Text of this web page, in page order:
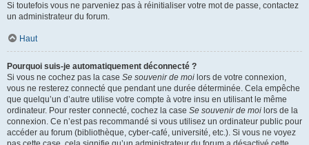
Si toutefois vous ne parveniez pas à réinitialiser votre mot de passe, contactez
un administrateur du forum.
Haut
Pourquoi suis-je automatiquement déconnecté ?
Si vous ne cochez pas la case Se souvenir de moi lors de votre connexion,
vous ne resterez connecté que pendant une durée déterminée. Cela empêche
que quelqu’un d’autre utilise votre compte à votre insu en utilisant le même
ordinateur. Pour rester connecté, cochez la case Se souvenir de moi lors de la
connexion. Ce n’est pas recommandé si vous utilisez un ordinateur public pour
accéder au forum (bibliothèque, cyber-café, université, etc.). Si vous ne voyez